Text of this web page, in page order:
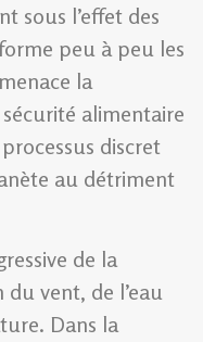
sous l’effet des
peu à peu les
la
alimentaire
discret
au détriment
de la
du vent, de l’eau
Dans la